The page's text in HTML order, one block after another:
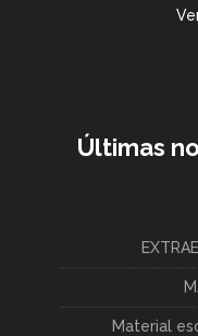
Últimas
Material